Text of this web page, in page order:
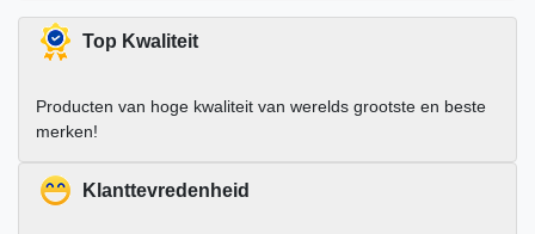
Top Kwaliteit
Producten van hoge kwaliteit van werelds grootste en beste
merken!
Klanttevredenheid